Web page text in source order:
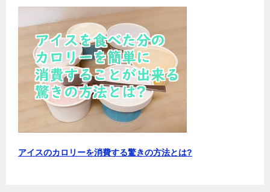
アイスのカロリーを消費する驚きの方法とは?